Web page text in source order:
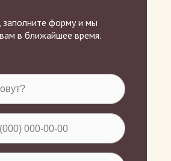
заполните форму и мы
в ближайшее время.